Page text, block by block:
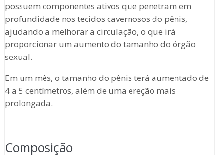
possuem componentes ativos que penetram em
profundidade nos tecidos cavernosos do pênis,
ajudando a melhorar a circulação, o que irá
proporcionar um aumento do tamanho do órgão
sexual.
Em um mês, o tamanho do pênis terá aumentado de
4 a 5 centímetros, além de uma ereção mais
prolongada.
Composição